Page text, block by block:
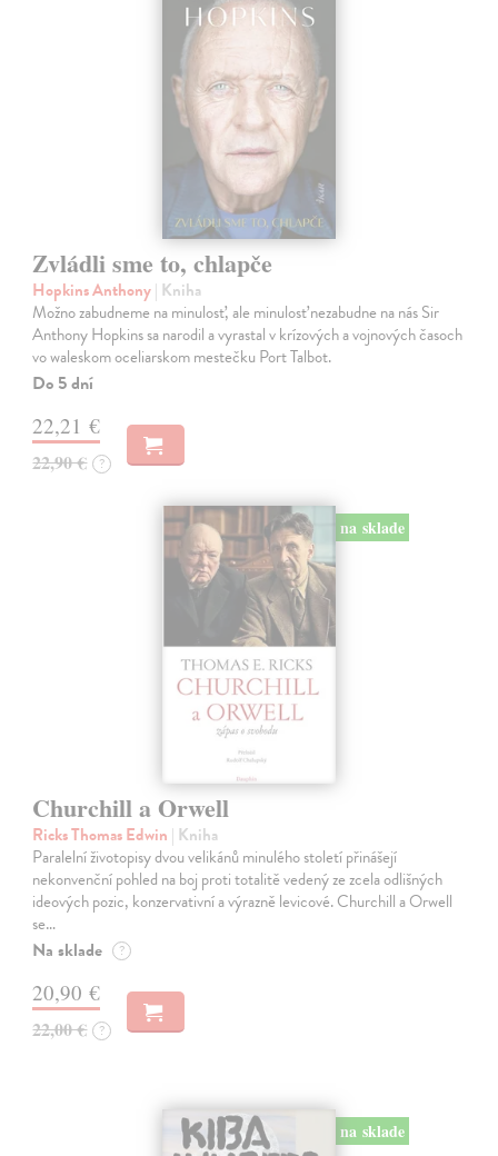
Zvládli sme to, chlapče
Hopkins Anthony| Kniha
Možno zabudneme na minulosť, ale minulosť nezabudne na nás Sir
Anthony Hopkins sa narodil a vyrastal v krízových a vojnových časoch
vo waleskom oceliarskom mestečku Port Talbot.
Do 5 dní
22,21 €
22,90 € ?
na sklade
Churchill a Orwell
Ricks Thomas Edwin | Kniha
Paralelní životopisy dvou velikánů minulého století přinášejí
nekonvenční pohled na boj proti totalitě vedený ze zcela odlišných
ideových pozic, konzervativní a výrazně levicové. Churchill a Orwell
se…
Na sklade ?
20,90 €
22,00 € ?
na sklade